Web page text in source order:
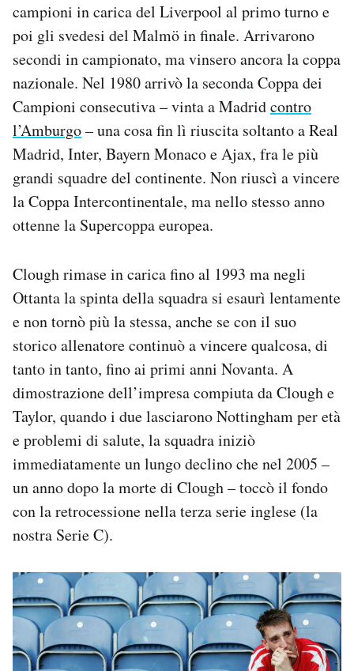
campioni in carica del Liverpool al primo turno e
poi gli svedesi del Malmö in finale. Arrivarono
secondi in campionato, ma vinsero ancora la coppa
nazionale. Nel 1980 arrivò la seconda Coppa dei
Campioni consecutiva – vinta a Madridcontro
l’Amburgo– una cosa fin lì riuscita soltanto a Real
Madrid, Inter, Bayern Monaco e Ajax, fra le più
grandi squadre del continente. Non riuscì a vincere
la Coppa Intercontinentale, ma nello stesso anno
ottenne la Supercoppa europea.
Clough rimase in carica fino al 1993 ma negli
Ottanta la spinta della squadra si esaurì lentamente
e non tornò più la stessa, anche se con il suo
storico allenatore continuò a vincere qualcosa, di
tanto in tanto, fino ai primi anni Novanta. A
dimostrazione dell’impresa compiuta da Clough e
Taylor, quando i due lasciarono Nottingham per età
e problemi di salute, la squadra iniziò
immediatamente un lungo declino che nel 2005 –
un anno dopo la morte di Clough – toccò il fondo
con la retrocessione nella terza serie inglese (la
nostra Serie C).